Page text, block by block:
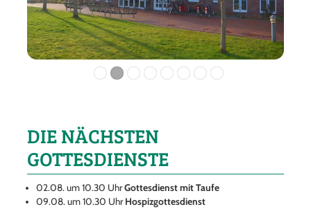
DIE NÄCHSTEN
GOTTESDIENSTE
02.08. um 10.30 UhrGottesdienst mit Taufe
09.08. um 10.30 UhrHospizgottesdienst